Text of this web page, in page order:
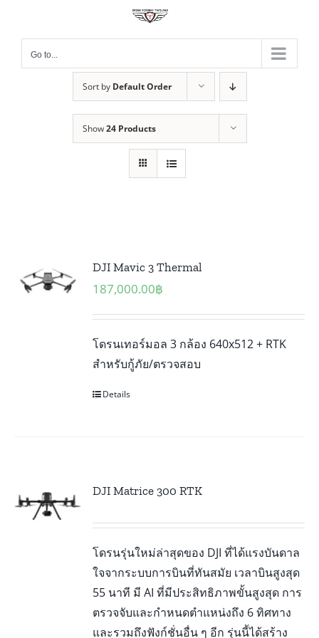
contentGo to...
Sort by Default Order
Show24 Products
DJI Mavic 3 Thermal
187,000.00฿
โดรนเทอร์มอล 3 กล้อง 640x512 + RTK
สำหรับกู้ภัย/ตรวจสอบ
Details
DJI Matrice 300 RTK
โดรนรุ่นใหม่ล่าสุดของ DJI ที่ได้แรงบันดาล
ใจจากระบบการบินที่ทันสมัย เวลาบินสูงสุด
55 นาที มี AI ที่มีประสิทธิภาพขั้นสูงสุด การ
ตรวจจับและกำหนดตำแหน่งถึง 6 ทิศทาง
และรวมถึงฟังก์ชั่นอื่น ๆ อีก รุ่นนี้ได้สร้าง